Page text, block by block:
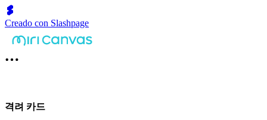
Creado con Slashpage
격려 카드